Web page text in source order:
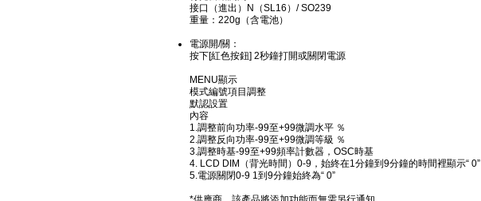
接口（進出）N（SL16）/ SO239
重量：220g（含電池）
電源開/關：
按下[紅色按鈕] 2秒鐘打開或關閉電源
MENU顯示
模式編號項目調整
默認設置
內容
1.調整前向功率-99至+99微調水平 ％
2.調整反向功率-99至+99微調等級 ％
3.調整時基-99至+99頻率計數器，OSC時基
4. LCD DIM（背光時間）0-9，始終在1分鐘到9分鐘的時間裡顯示“ 0”
5.電源關閉0-9 1到9分鐘始終為“ 0”